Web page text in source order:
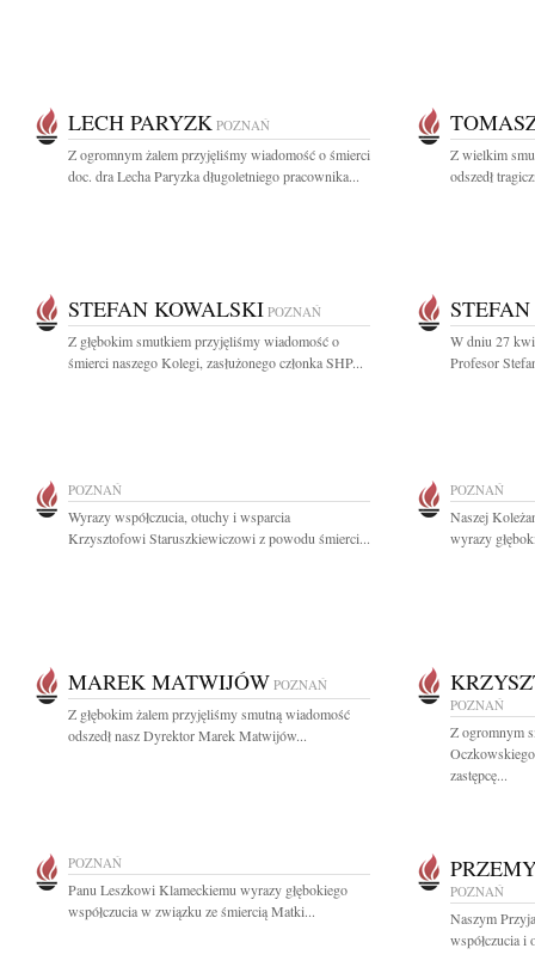
LECH PARYZK POZNAŃ
Z ogromnym żalem przyjęliśmy wiadomość o śmierci
doc. dra Lecha Paryzka długoletniego pracownika...
Z wielkim
odszedł
STEFAN KOWALSKI POZNAŃ
Z głębokim smutkiem przyjęliśmy wiadomość o
śmierci naszego Kolegi, zasłużonego członka SHP...
W dniu 27
Profesor
POZNAŃ
Wyrazy współczucia, otuchy i wsparcia
Krzysztofowi Staruszkiewiczowi z powodu śmierci...
POZNAŃ
Naszej
wyrazy
MAREK MATWIJÓW POZNAŃ
Z głębokim żalem przyjęliśmy smutną wiadomość
odszedł nasz Dyrektor Marek Matwijów...
POZNAŃ
Z ogromnym
zastępcę...
POZNAŃ
Panu Leszkowi Klameckiemu wyrazy głębokiego
współczucia w związku ze śmiercią Matki...
POZNAŃ
Naszym
współczucia i